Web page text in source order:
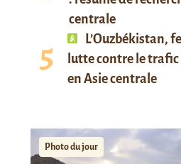
centrale
L’Ouzbékistan,
lutte contre le trafic
en Asie centrale
Photo du jour